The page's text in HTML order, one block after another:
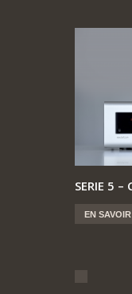
SERIE 5 –
EN